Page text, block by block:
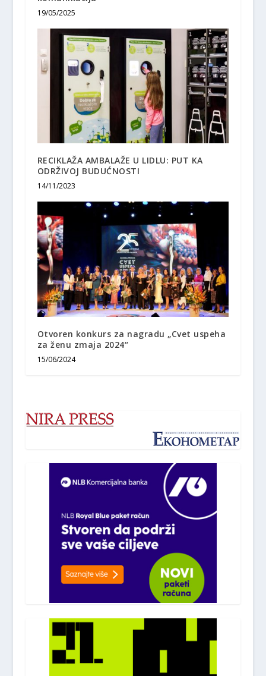
19/05/2025
RECIKLAŽA AMBALAŽE U LIDLU: PUT KA
ODRŽIVOJ BUDUĆNOSTI
14/11/2023
Otvoren konkurs za nagradu „Cvet uspeha
za ženu zmaja 2024“
15/06/2024